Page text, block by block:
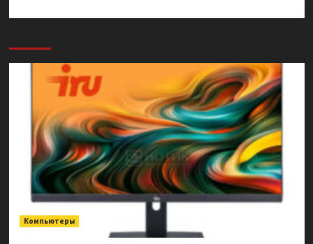
Компьютеры